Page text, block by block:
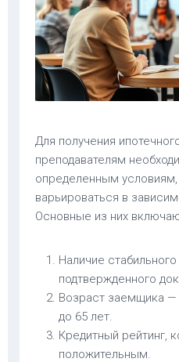
Для получения
преподавателям
определенным
варьироваться в
Основные из них
Наличие стабильного
подтвержденного
Возраст заемщика —
до 65 лет.
Кредитный рейтинг,
положительным.